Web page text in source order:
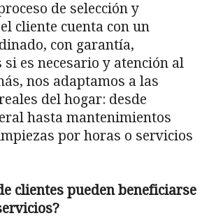
de selección y
cliente cuenta con un
con garantía,
es necesario y atención al
nos adaptamos a las
del hogar: desde
hasta mantenimientos
por horas o servicios
clientes pueden beneficiarse